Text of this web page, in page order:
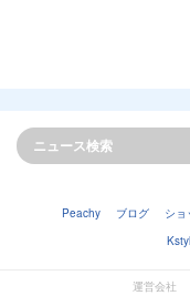
Peachy ブログ ショ
運営会社